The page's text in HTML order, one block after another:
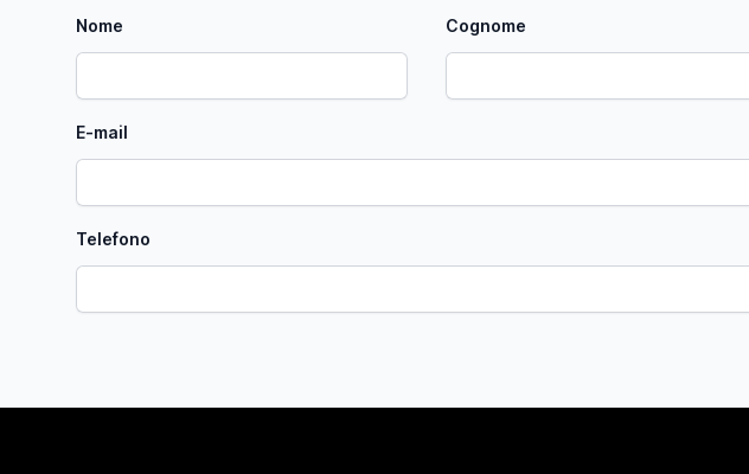
Nome Cognome
E-mail
Telefono